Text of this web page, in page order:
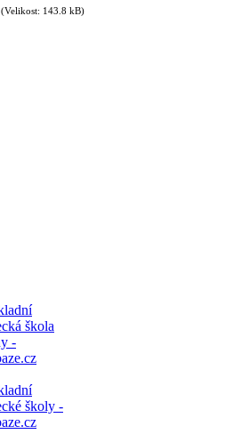
(Velikost: 143.8 kB)